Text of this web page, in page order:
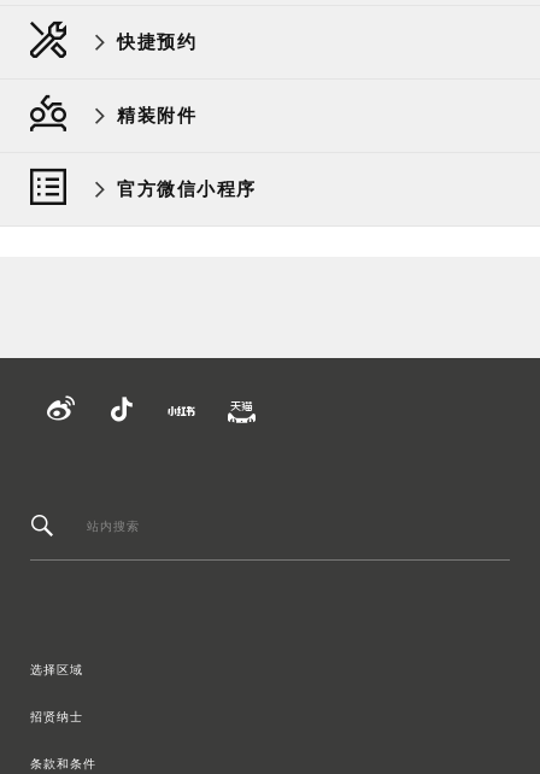
快捷预约
精装附件
官方微信小程序
站内搜索
选择区域
招贤纳士
条款和条件